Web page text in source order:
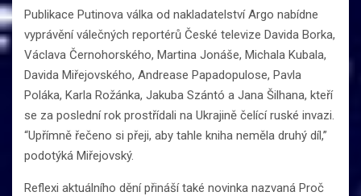
Publikace Putinova válka od nakladatelství Argo nabídne
vyprávění válečných reportérů České televize Davida Borka,
Václava Černohorského, Martina Jonáše, Michala Kubala,
Davida Miřejovského, Andrease Papadopulose, Pavla
Poláka, Karla Rožánka, Jakuba Szántó a Jana Šilhana, kteří
se za poslední rok prostřídali na Ukrajině čelící ruské invazi.
“Upřímně řečeno si přeji, aby tahle kniha neměla druhý díl,”
podotýká Miřejovský.
Reflexi aktuálního dění přináší také novinka nazvaná Proč